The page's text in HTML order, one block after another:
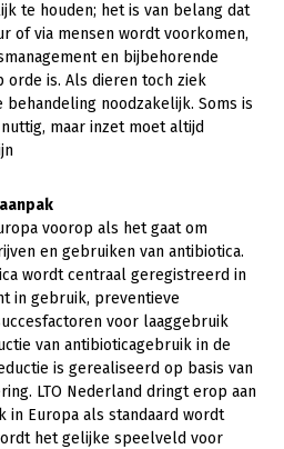
te houden; het is van belang dat
of via mensen wordt voorkomen,
en bijbehorende
orde is. Als dieren toch ziek
noodzakelijk. Soms is
maar inzet moet altijd
voorop als het gaat om
en gebruiken van antibiotica.
wordt centraal geregistreerd in
in gebruik, preventieve
voor laaggebruik
van antibioticagebruik in de
is gerealiseerd op basis van
LTO Nederland dringt erop aan
in Europa als standaard wordt
het gelijke speelveld voor